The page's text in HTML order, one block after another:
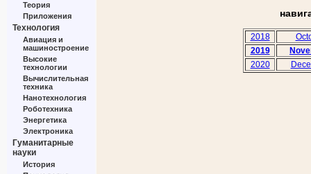
Теория
Приложения
Технология
Авиация и
машиностроение
Высокие
технологии
Вычислительная
техника
Нанотехнология
Роботехника
Энергетика
Электроника
Гуманитарные
науки
История
2018
2019
2020